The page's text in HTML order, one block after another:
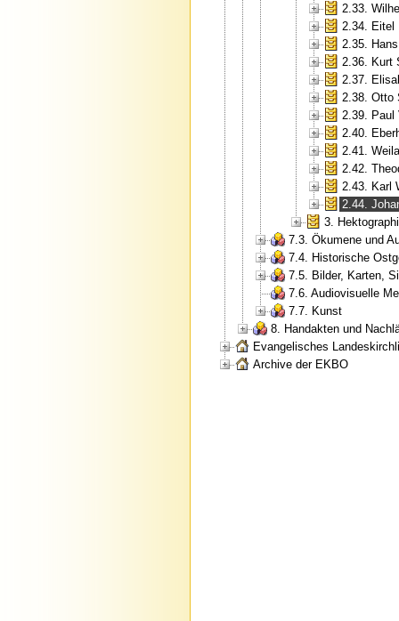
2.33.
2.34. Eitel
2.35.
2.36. Kurt
2.37.
2.38. Otto
2.39. Paul
2.40.
2.41.
2.42.
2.43. Karl
2.44.
3.
7.3. Ökumene und
7.4. Historische
7.5. Bilder, Karten,
7.6. Audiovisuelle
7.7. Kunst
8. Handakten und
Evangelisches
Archive der EKBO